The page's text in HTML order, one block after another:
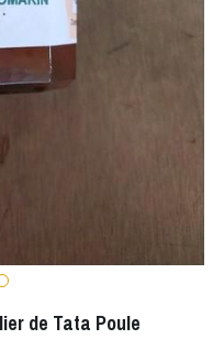
de Tata Poule